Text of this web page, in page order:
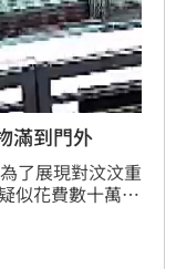
滿到門外
了展現對汶汶重
似花費數十萬，
沒想到兒子卻